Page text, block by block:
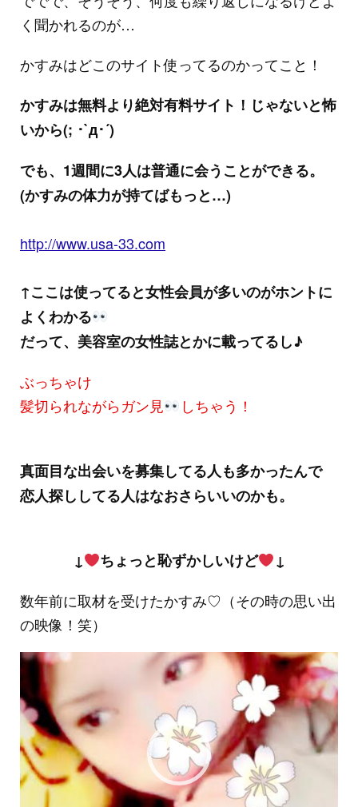
く聞かれるのが…
かすみはどこのサイト使ってるのかってこと！
かすみは無料より絶対有料サイト！じゃないと怖
いから(; ･`д･´)
でも、1週間に3人は普通に会うことができる。
(かすみの体力が持てばもっと…)
http://www.usa-33.com
↑ここは使ってると女性会員が多いのがホントに
よくわかる
だって、美容室の女性誌とかに載ってるし♪
ぶっちゃけ
髪切られながらガン見
しちゃう！
真面目な出会いを募集してる人も多かったんで
恋人探ししてる人はなおさらいいのかも。
↓ ちょっと恥ずかしいけど
↓
数年前に取材を受けたかすみ♡（その時の思い出
の映像！笑）
動
プ
レ
ー
ヤ
ー